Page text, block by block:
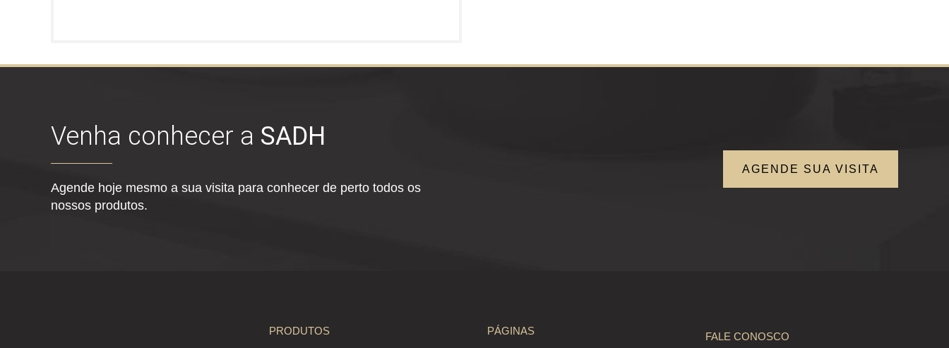
Venha conhecer a SADH
Agende hoje mesmo a sua visita para conhecer de perto todos os
nossos produtos.
AGENDE SUA VISITA
PRODUTOS
PÁGINAS
FALE CONOSCO